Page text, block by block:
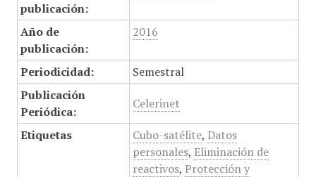
publicación:
Año de
publicación:
2016
Periodicidad:
Semestral
Publicación
Periódica:
Celerinet
Etiquetas Cubo-satélite, Datos
personales, Eliminación de
reactivos, Protección y